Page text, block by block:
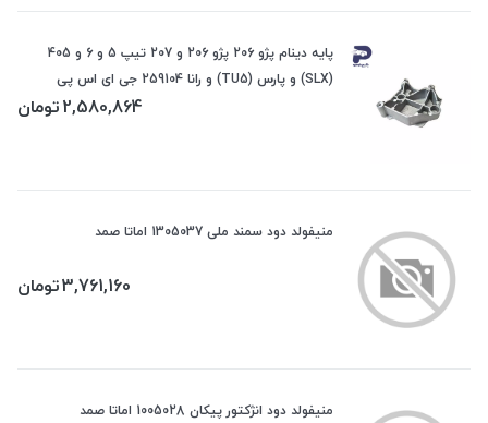
پایه دینام پژو 206 پژو 206 و 207 تیپ 5 و 6 و 405
(SLX) و پارس (TU5) و رانا 259104 جی ای اس پی
2,580,864تومان
منیفولد دود سمند ملی 1305037 اماتا صمد
3,761,160تومان
منیفولد دود انژکتور پیکان 1005028 اماتا صمد